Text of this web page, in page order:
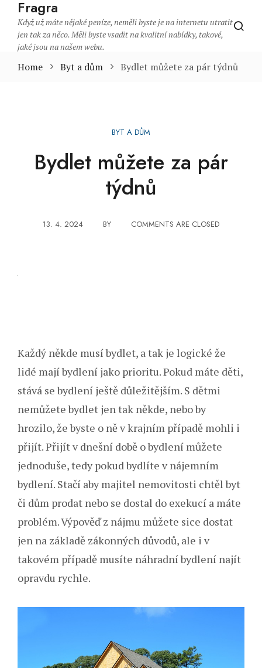
Fragra
Když už máte nějaké peníze, neměli byste je na internetu utratit
jen tak za něco. Měli byste vsadit na kvalitní nabídky, takové,
jaké jsou na našem webu.
Home Byt a dům Bydlet můžete za pár týdnů
BYT A DŮM
Bydlet můžete za pár
týdnů
13. 4. 2024 BY COMMENTS ARE CLOSED
Každý někde musí bydlet, a tak je logické že
lidé mají bydlení jako prioritu. Pokud máte děti,
stává se bydlení ještě důležitějším. S dětmi
nemůžete bydlet jen tak někde, nebo by
hrozilo, že byste o ně v krajním případě mohli i
přijít. Přijít v dnešní době o bydlení můžete
jednoduše, tedy pokud bydlíte v nájemním
bydlení. Stačí aby majitel nemovitosti chtěl byt
či dům prodat nebo se dostal do exekucí a máte
problém. Výpověď z nájmu můžete sice dostat
jen na základě zákonných důvodů, ale i v
takovém případě musíte náhradní bydlení najít
opravdu rychle.